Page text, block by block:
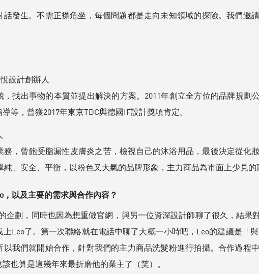
發生。不需正襟危坐，每個問題都是走向未知領域的探險。我們邀
設計創辦人
找出事物的本質並提出解決的方案。2011年創立全方位的品牌規
等，曾獲2017年東京TDC與德國IF設計獎項肯定。
，曾飽受脂漏性皮膚炎之苦，檢視自己的沐浴用品，最後決定從化
純、安全、平衡，以粉色又大氣的品牌形象，主力商品為市面上少見的
，以及主要的需求與合作內容？
企劃，同時也因為想重做官網，與另一位資深設計師聊了很久，結
Leo了。第一次聯絡就在電話中聊了大概一小時吧，Leo的建議是「
我們就開始合作，針對我們的主力商品洗髮粉進行拍攝。合作過程
也算是這幾年來最折磨他的業主了（笑）。